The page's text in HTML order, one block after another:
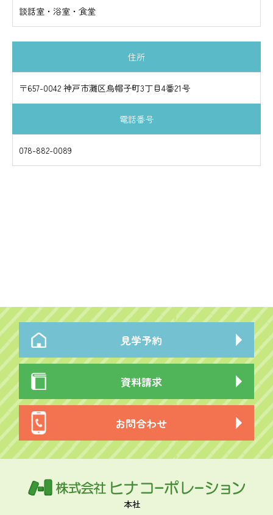
談話室・浴室・食堂
住所
〒657-0042 神戸市灘区烏帽子町3丁目4番21号
電話番号
078-882-0089
見学予約
資料請求
お問合わせ
本社